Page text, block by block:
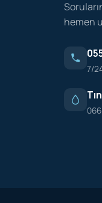
hemen
7/